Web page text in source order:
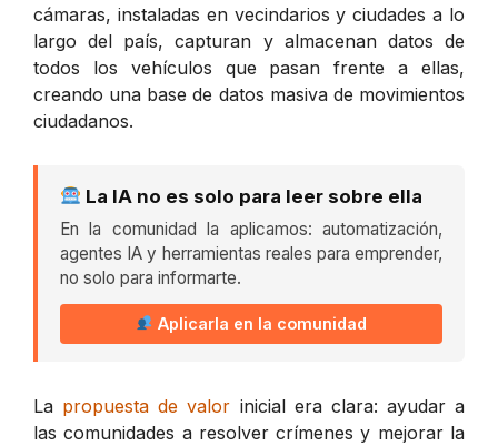
cámaras, instaladas en vecindarios y ciudades a lo
largo del país, capturan y almacenan datos de
todos los vehículos que pasan frente a ellas,
creando una base de datos masiva de movimientos
ciudadanos.
La IA no es solo para leer sobre ella
En la comunidad la aplicamos: automatización,
agentes IA y herramientas reales para emprender,
no solo para informarte.
Aplicarla en la comunidad
La propuesta de valor inicial era clara: ayudar a
las comunidades a resolver crímenes y mejorar la